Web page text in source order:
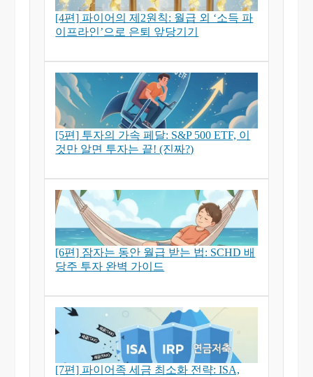
[4편] 파이어의 제2원칙: 월급 외 ‘소득 파
이프라인’으로 은퇴 앞당기기
[5편] 투자의 가속 페달: S&P 500 ETF, 이
것만 알면 투자는 끝! (진짜?)
[6편] 잠자는 동안 월급 받는 법: SCHD 배
당주 투자 완벽 가이드
[7편] 파이어족 세금 최소화 전략: ISA,